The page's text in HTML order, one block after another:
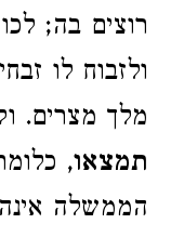
רוצים בה;
ולזבוח לו
מלך מצרים.
תמצאו,
הממשלה